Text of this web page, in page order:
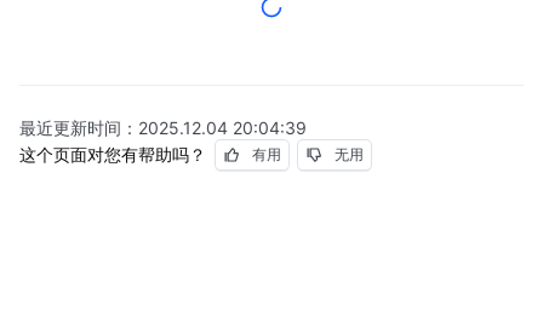
最近更新时间： 2025.12.04 20:04:39
这个页面对您有帮助吗？
有用 无用